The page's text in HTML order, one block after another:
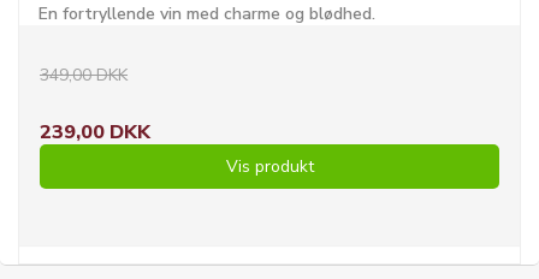
En fortryllende vin med charme og blødhed.
349,00 DKK
239,00 DKK
Vis produkt